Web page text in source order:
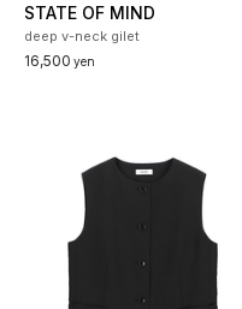
STATE OF MIND
deep v-neck gilet
16,500 yen